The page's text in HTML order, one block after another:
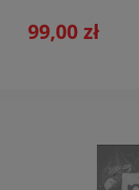
99,00 zł